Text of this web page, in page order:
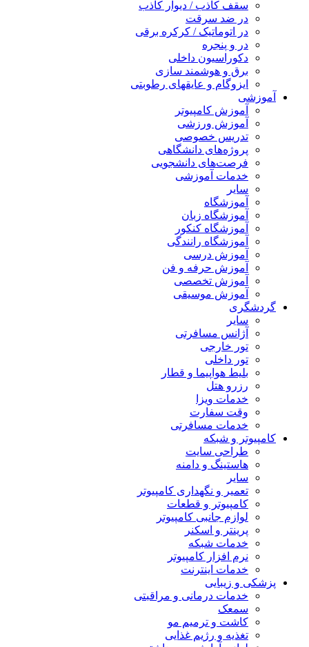
سقف کاذب / دیوار کاذب
در ضد سرقت
در اتوماتیک / کرکره برقی
در و پنجره
دکوراسیون داخلی
برق و هوشمند سازی
ایزوگام و عایقهای رطوبتی
آموزشی
آموزش کامپیوتر
آموزش ورزشی
تدریس خصوصی
پروژه‌های دانشگاهی
فرصت‌های دانشجویی
خدمات آموزشی
سایر
آموزشگاه
آموزشگاه زبان
آموزشگاه کنکور
آموزشگاه رانندگی
آموزش درسی
آموزش حرفه و فن
آموزش تخصصی
آموزش موسیقی
گردشگری
سایر
آژانس مسافرتی
تور خارجی
تور داخلی
بلیط هواپیما و قطار
رزرو هتل
خدمات ویزا
وقت سفارت
خدمات مسافرتی
کامپیوتر و شبکه
طراحی سایت
هاستینگ و دامنه
سایر
تعمیر و نگهداری کامپیوتر
کامپیوتر و قطعات
لوازم جانبی کامپیوتر
پرینتر و اسکنر
خدمات شبکه
نرم افزار کامپیوتر
خدمات اینترنت
پزشکی و زیبایی
خدمات درمانی و مراقبتی
سمعک
کاشت و ترمیم مو
تغذیه و رژیم غذایی